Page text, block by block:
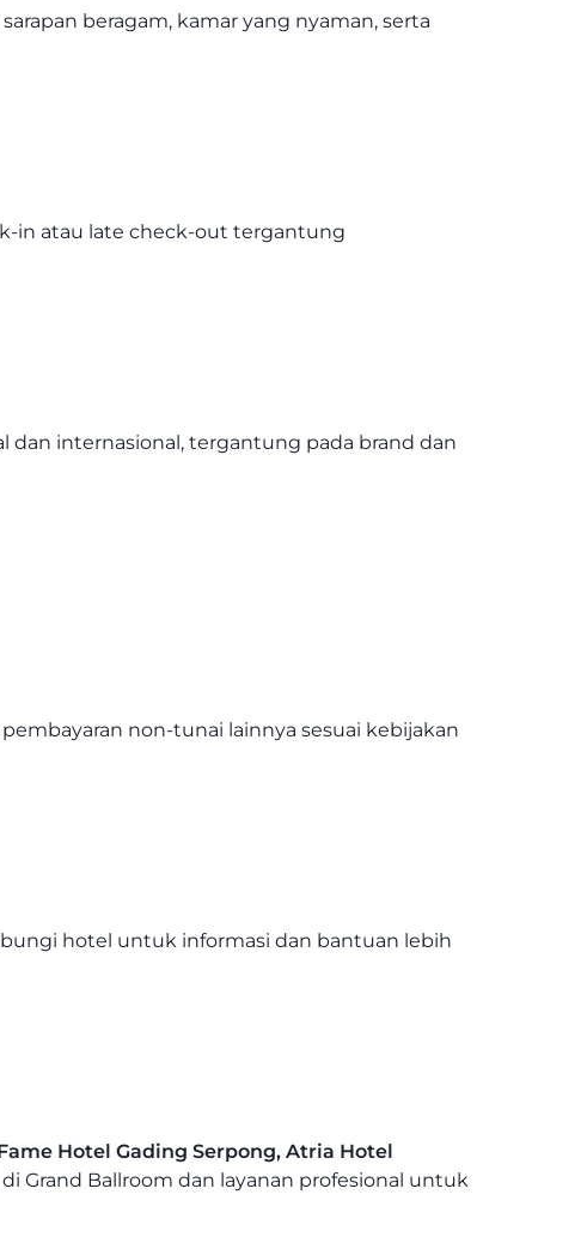
beragam, kamar yang nyaman, serta
in atau late check-out tergantung
dan internasional, tergantung pada brand dan
non-tunai lainnya sesuai kebijakan
hotel untuk informasi dan bantuan lebih
Hotel Gading Serpong, Atria Hotel
Grand Ballroom dan layanan profesional untuk